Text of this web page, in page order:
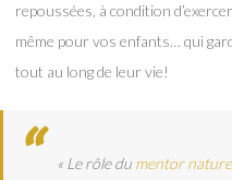
repoussées, à condition
même pour vos enfants… qui
tout au long de leur vie!
« Le rôle du mentor nature